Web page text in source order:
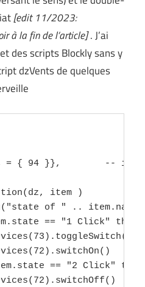
[edit 11/2023:
à la fin de l’article]. J’ai
des scripts Blockly sans y
dzVents de quelques
= { 94 }},        -- idx
item )
of " .. item.name
== "1 Click" then
== "2 Click" then